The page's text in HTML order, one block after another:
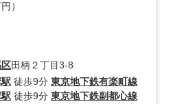
）
田柄２丁目3-8
徒歩9分 東京地下鉄有楽町線
徒歩9分 東京地下鉄副都心線